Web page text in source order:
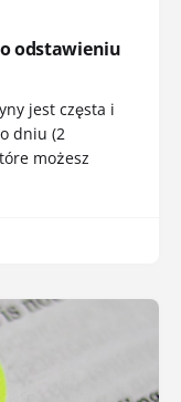
odstawieniu
jest częsta i
dniu (2
możesz